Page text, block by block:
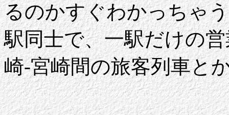
るのかすぐわかっちゃ
駅同士で、一駅だけの
崎-宮崎間の旅客列車と